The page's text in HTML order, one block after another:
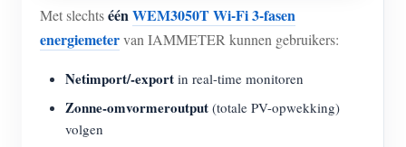
Met slechtséénWEM3050T Wi-Fi 3-fasen
energiemetervan IAMMETER kunnen gebruikers:
Netimport/-export in real-time monitoren
Zonne-omvormeroutput (totale PV-opwekking)
volgen